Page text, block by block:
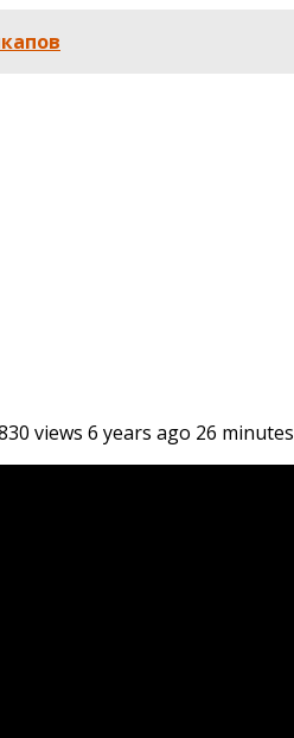
views 6 years ago 26 minutes